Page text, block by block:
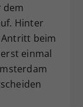
dem
Hinter
beim
einmal